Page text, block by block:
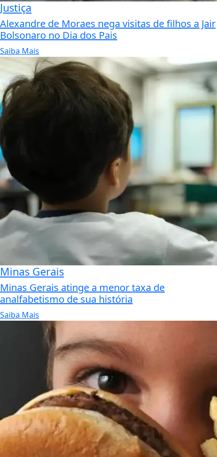
Justiça
Alexandre de Moraes nega visitas de filhos a Jair
Bolsonaro no Dia dos Pais
Saiba Mais
Minas Gerais
Minas Gerais atinge a menor taxa de
analfabetismo de sua história
Saiba Mais